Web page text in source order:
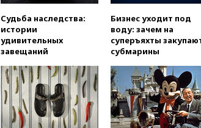
Судьба наследства:
истории
удивительных
завещаний
Бизнес уходит под
воду: зачем на
суперъяхты
субмарины